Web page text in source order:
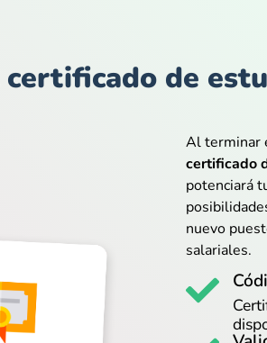
certificado de
Al terminar
certificado
potenciará
nuevo
salariales.